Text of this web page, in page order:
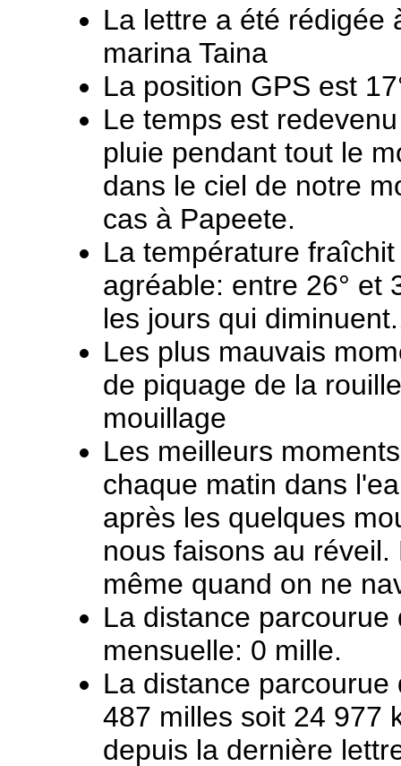
La lettre a été rédigée
marina Taina
La position GPS est
Le temps est
pluie pendant tout le
dans le ciel de notre
cas à Papeete.
La température
agréable: entre 26° et
les jours qui
Les plus mauvais
de piquage de la
mouillage
Les meilleurs
chaque matin dans
après les quelques
nous faisons au
même quand on ne
La distance
mensuelle: 0 mille.
La distance
487 milles soit 24 977
depuis la dernière